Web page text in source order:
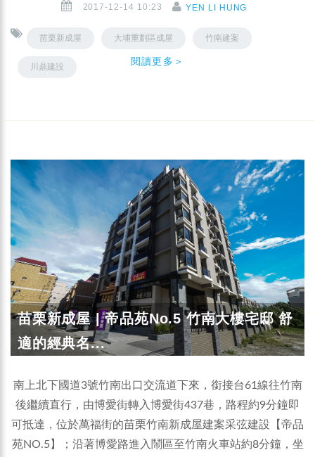
2017-12-14 10:23 YEN LI HUNG
苗栗新成屋 大埔重劃區成屋 竹南建案
川鼎建設 閱讀更多＞
苗栗新成屋 | 帝品苑No.5 竹南大樓宅邸 舒
適的經典名...
南上北下國道3號竹南出口交流道下來，銜接台61線往竹南
後繼續直行，由博愛街轉入博愛街437巷，路程約9分鐘即
可抵達，位於萬福街的苗栗竹南新成屋建案采弦建設【帝品
苑NO.5】；沿著博愛路進入鬧區至竹南火車站約8分鐘，坐